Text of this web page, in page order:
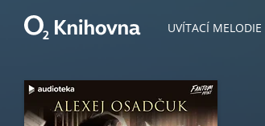
UVÍTACÍ MELODIE